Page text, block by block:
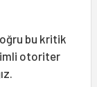
bu kritik
otoriter